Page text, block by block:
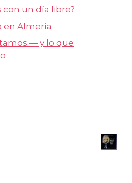
con un día libre?
en Almería
— y lo que